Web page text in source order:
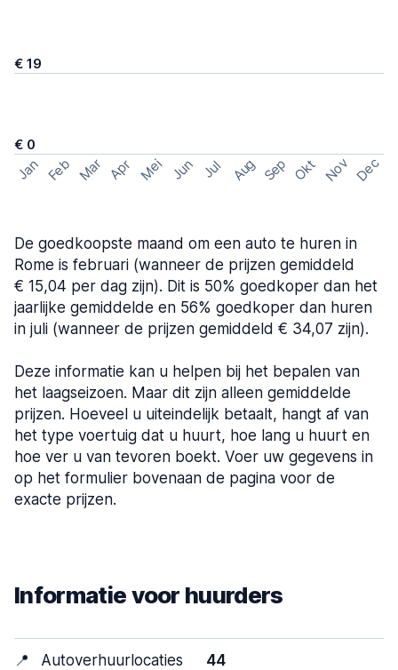
€ 19
€ 0
Jan Feb Mar Apr Mei Jun Jul Aug Sep Okt Nov Dec
De goedkoopste maand om een auto te huren in
Rome is februari (wanneer de prijzen gemiddeld
€ 15,04 per dag zijn). Dit is 50% goedkoper dan het
jaarlijke gemiddelde en 56% goedkoper dan huren
in juli (wanneer de prijzen gemiddeld € 34,07 zijn).
Deze informatie kan u helpen bij het bepalen van
het laagseizoen. Maar dit zijn alleen gemiddelde
prijzen. Hoeveel u uiteindelijk betaalt, hangt af van
het type voertuig dat u huurt, hoe lang u huurt en
hoe ver u van tevoren boekt. Voer uw gegevens in
op het formulier bovenaan de pagina voor de
exacte prijzen.
Informatie voor huurders
📍 Autoverhuurlocaties 44